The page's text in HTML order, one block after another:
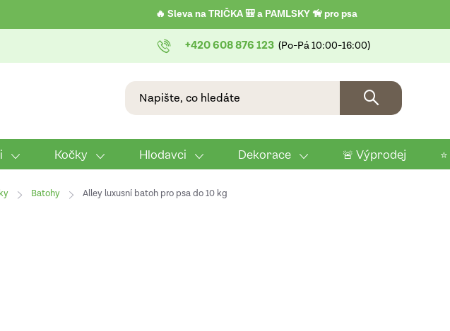
🔥 Sleva na TRIČKA 🎒 a PAMLSKY 🦮 pro psa
+420 608 876 123
Kočky Hlodavci Dekorace 🚨 Výprodej
Batohy Alley luxusní batoh pro psa do 10 kg